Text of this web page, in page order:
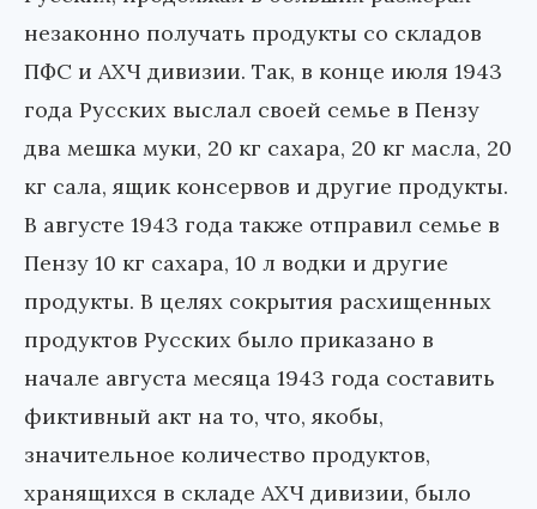
незаконно получать продукты со складов
ПФС и АХЧ дивизии. Так, в конце июля 1943
года Русских выслал своей семье в Пензу
два мешка муки, 20 кг сахара, 20 кг масла, 20
кг сала, ящик консервов и другие продукты.
В августе 1943 года также отправил семье в
Пензу 10 кг сахара, 10 л водки и другие
продукты. В целях сокрытия расхищенных
продуктов Русских было приказано в
начале августа месяца 1943 года составить
фиктивный акт на то, что, якобы,
значительное количество продуктов,
хранящихся в складе АХЧ дивизии, было